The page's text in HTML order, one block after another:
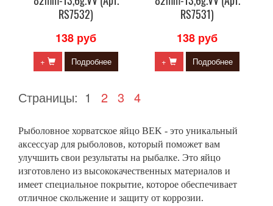
RS7532)
138 руб
+ Подробнее
RS7531)
138 руб
+ Подробнее
Страницы: 1 2 3 4
Рыболовное хорватское яйцо BEK - это уникальный
аксессуар для рыболовов, который поможет вам
улучшить свои результаты на рыбалке. Это яйцо
изготовлено из высококачественных материалов и
имеет специальное покрытие, которое обеспечивает
отличное скольжение и защиту от коррозии.